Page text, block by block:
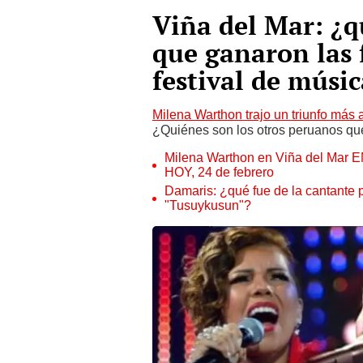
Viña del Mar:
que ganaron las
festival de
Milena Warthon trajo un triunfo
¿Quiénes son los otros peruanos
Milena Warthon en Viña del Mar
HOY, 24 de febrero
Damaris: ¿qué fue de la cantante
"Tusuykusun"?